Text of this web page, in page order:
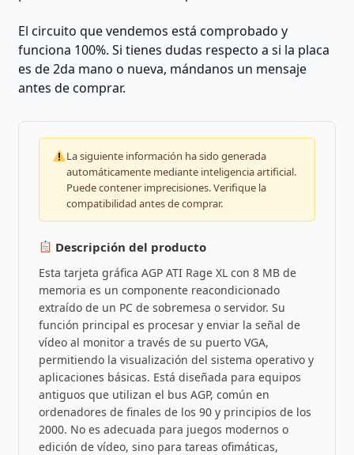
El circuito que vendemos está comprobado y
funciona 100%. Si tienes dudas respecto a si la placa
es de 2da mano o nueva, mándanos un mensaje
antes de comprar.
La siguiente información ha sido generada
automáticamente mediante inteligencia artificial.
Puede contener imprecisiones. Verifique la
compatibilidad antes de comprar.
Descripción del producto
Esta tarjeta gráfica AGP ATI Rage XL con 8 MB de
memoria es un componente reacondicionado
extraído de un PC de sobremesa o servidor. Su
función principal es procesar y enviar la señal de
vídeo al monitor a través de su puerto VGA,
permitiendo la visualización del sistema operativo y
aplicaciones básicas. Está diseñada para equipos
antiguos que utilizan el bus AGP, común en
ordenadores de finales de los 90 y principios de los
2000. No es adecuada para juegos modernos o
edición de vídeo, sino para tareas ofimáticas,